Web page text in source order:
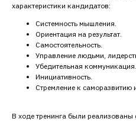
характеристики кандидатов:
Системность мышления.
Ориентация на результат.
Самостоятельность.
Управление людьми,
Убедительная коммуникация.
Инициативность.
Стремление к саморазвитию
В ходе тренинга были